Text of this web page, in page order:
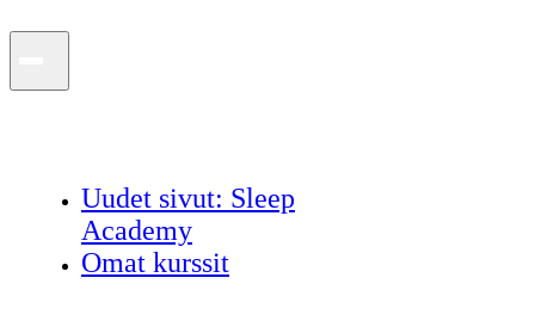
Uudet sivut: Sleep
Academy
Omat kurssit